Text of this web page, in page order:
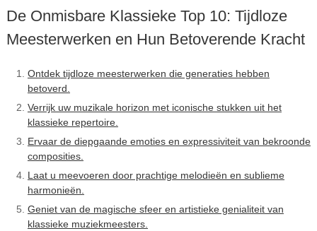
De Onmisbare Klassieke Top 10: Tijdloze
Meesterwerken en Hun Betoverende Kracht
Ontdek tijdloze meesterwerken die generaties hebben
betoverd.
Verrijk uw muzikale horizon met iconische stukken uit het
klassieke repertoire.
Ervaar de diepgaande emoties en expressiviteit van bekroonde
composities.
Laat u meevoeren door prachtige melodieën en sublieme
harmonieën.
Geniet van de magische sfeer en artistieke genialiteit van
klassieke muziekmeesters.